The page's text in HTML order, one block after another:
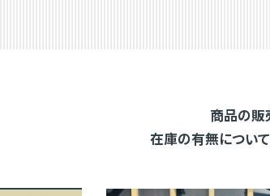
商品の販
在庫の有無につい